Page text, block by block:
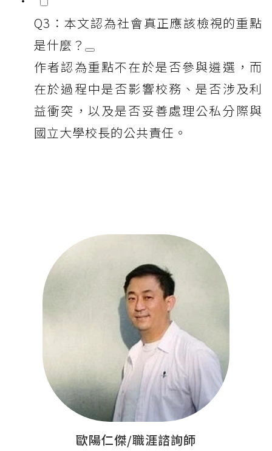
Q3：本文認為社會真正應該檢視的重點
是什麼？
作者認為重點不在於是否參與遴選，而
在於過程中是否影響校務、是否涉及利
益衝突，以及是否妥善處理公私分際與
國立大學校長的公共責任。
歐陽仁傑/職涯諮詢師